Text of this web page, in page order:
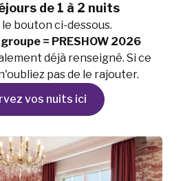
de 1 à 2 nuits
le bouton ci-dessous.
= PRESHOW 2026
déjà renseigné. Si ce
pas de le rajouter.
vos nuits ici